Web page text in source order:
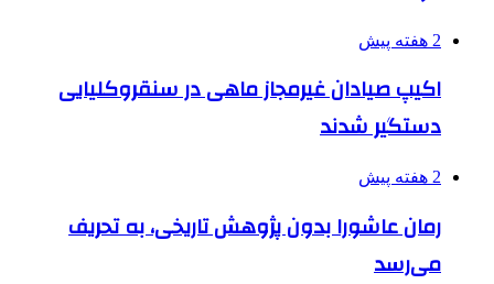
2 هفته پیش
اکیپ صیادان غیرمجاز ماهی در سنقروکلیایی
دستگیر شدند
2 هفته پیش
رمان عاشورا بدون پژوهش تاریخی، به تحریف
می‌رسد